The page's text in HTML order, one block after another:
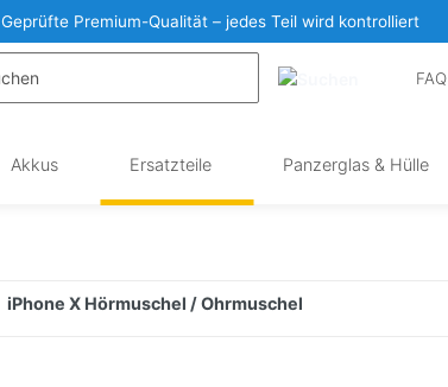
Geprüfte Premium-Qualität – jedes Teil wird kontrolliert
FAQ
Akkus Ersatzteile Panzerglas & Hülle
iPhone X Hörmuschel / Ohrmuschel